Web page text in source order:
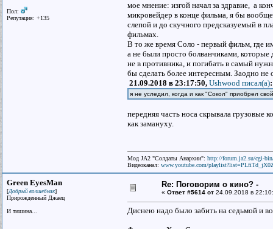
Пол:
Репутация: +135
мое мнение: изгой начал за здравие, а
микровейдер в конце фильма, я бы
слепой и до скучного предсказуемый в
фильмах.
В то же время Соло - первый фильм, где
а не были просто болванчиками, которые
не в противника, и погибать в самый
бы сделать более интересным. Заодно не
21.09.2018 в 23:17:50, Ushwood писал(a):
я не уследил, когда и как "Сокол" приобрел
передняя часть носа скрывала грузовые
как замануху.
Мод JA2 "Солдаты Анархии": http://forum.ja2.su/cgi-
Видеоканал: www.youtube.com/
Green EyesMan
[Добрый волшебник]
Прирожденный Джаец
И тишина...
Re: Поговорим о кино? -
« Ответ #5614 от 24.09.2018 в
Диснею надо было забить на седьмой и